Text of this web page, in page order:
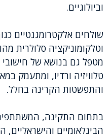
וביולוגיים.
שולחים אלקטרומגנטיים
וטלקומוניקציה סלולרית
מטפל גם בנושא של חישובי
טלוויזיה ורדיו, ומתעמק
והתפשטות הקרינה בחלל.
בתחום התקינה,
הבינלאומיים